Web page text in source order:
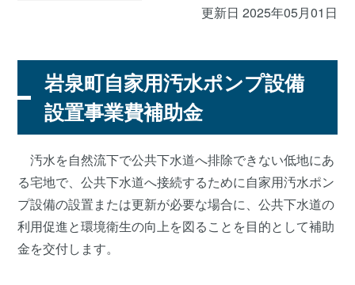
更新日 2025年05月01日
岩泉町自家用汚水ポンプ設備
設置事業費補助金
汚水を自然流下で公共下水道へ排除できない低地にあ
る宅地で、公共下水道へ接続するために自家用汚水ポン
プ設備の設置または更新が必要な場合に、公共下水道の
利用促進と環境衛生の向上を図ることを目的として補助
金を交付します。